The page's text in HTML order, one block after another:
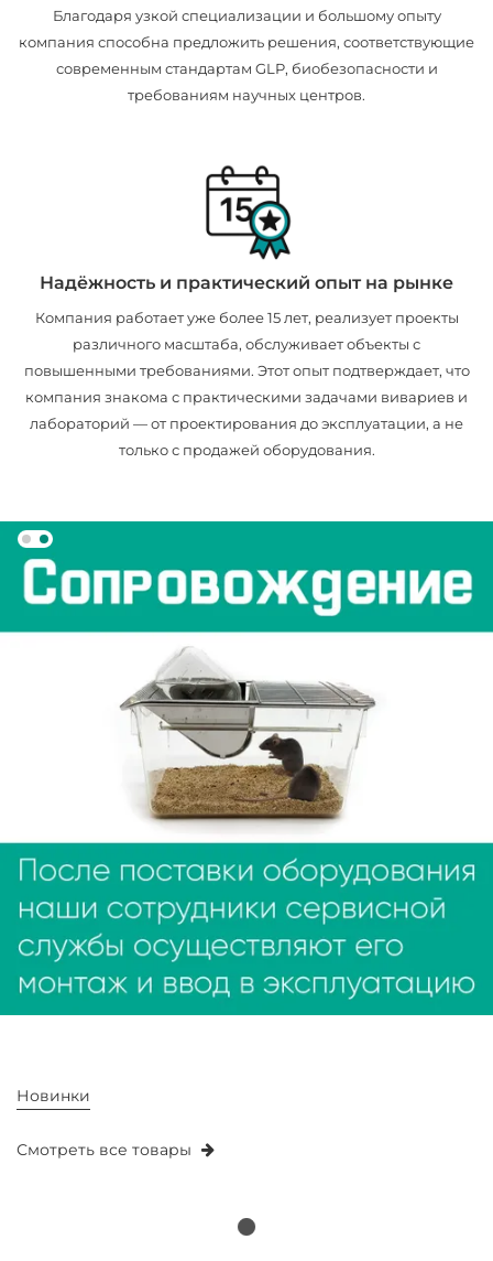
Благодаря узкой специализации и большому опыту
компания способна предложить решения, соответствующие
современным стандартам GLP, биобезопасности и
требованиям научных центров.
Надёжность и практический опыт на рынке
Компания работает уже более 15 лет, реализует проекты
различного масштаба, обслуживает объекты с
повышенными требованиями. Этот опыт подтверждает, что
компания знакома с практическими задачами вивариев и
лабораторий — от проектирования до эксплуатации, а не
только с продажей оборудования.
Новинки
Смотреть все товары